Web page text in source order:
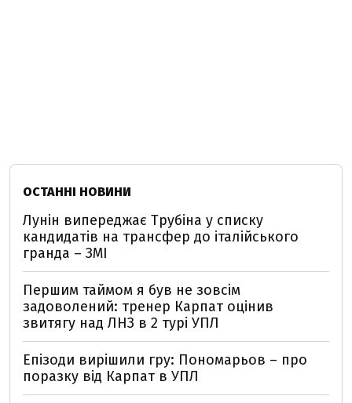
ОСТАННІ НОВИНИ
Лунін випереджає Трубіна у списку
кандидатів на трансфер до італійського
гранда – ЗМІ
Першим таймом я був не зовсім
задоволений: тренер Карпат оцінив
звитягу над ЛНЗ в 2 турі УПЛ
Епізоди вирішили гру: Пономарьов – про
поразку від Карпат в УПЛ